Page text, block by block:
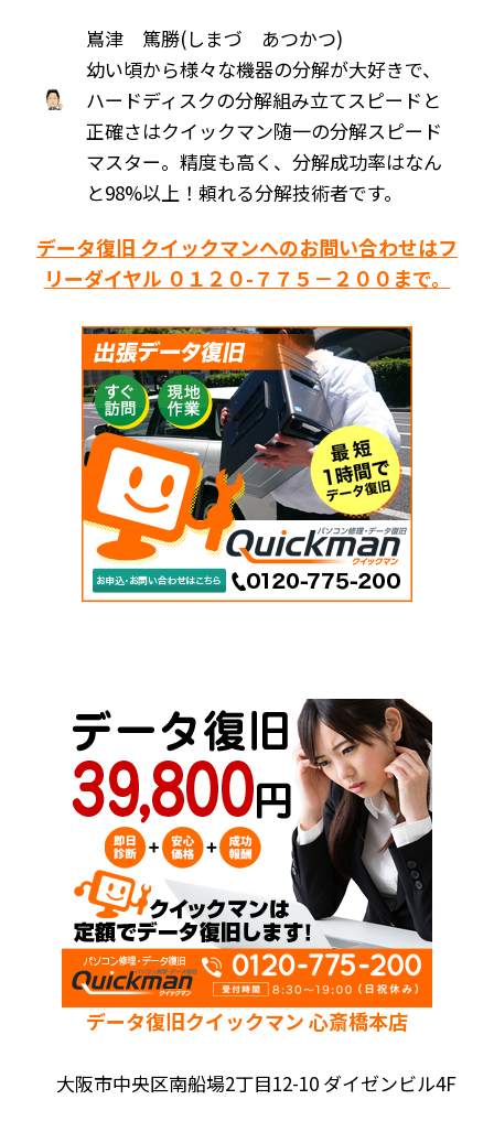
嶌津 篤勝(しまづ あつかつ)
幼い頃から様々な機器の分解が大好きで、
ハードディスクの分解組み立てスピードと
正確さはクイックマン随一の分解スピード
マスター。精度も高く、分解成功率はなん
と98%以上！頼れる分解技術者です。
データ復旧 クイックマンへのお問い合わせはフ
リーダイヤル ０１２０-７７５－２００まで。
データ復旧クイックマン 心斎橋本店
大阪市中央区南船場2丁目12-10 ダイゼンビル4F